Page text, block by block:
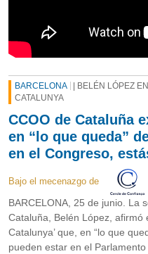
BARCELONA
| BELÉN LÓPEZ
CATALUNYA
CCOO de Cataluña
en “lo que queda”
en el Congreso,
Bajo el mecenazgo de
BARCELONA, 25 de junio. La
Cataluña, Belén López, afirmó
Catalunya’ que, en “lo que
pueden estar en el